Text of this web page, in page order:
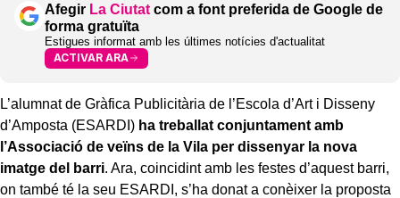
Afegir La Ciutat com a font preferida de Google de
forma gratuïta
Estigues informat amb les últimes notícies d'actualitat
ACTIVAR ARA
L’alumnat de Gràfica Publicitària de l’Escola d’Art i Disseny
d’Amposta (ESARDI) ha treballat conjuntament amb
l’Associació de veïns de la Vila per dissenyar la nova
imatge del barri. Ara, coincidint amb les festes d’aquest barri,
on també té la seu ESARDI, s’ha donat a conèixer la proposta